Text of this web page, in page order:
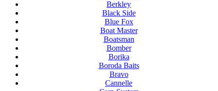
Berkley
Black Side
Blue Fox
Boat Master
Boatsman
Bomber
Borika
Boroda Baits
Bravo
Cannelle